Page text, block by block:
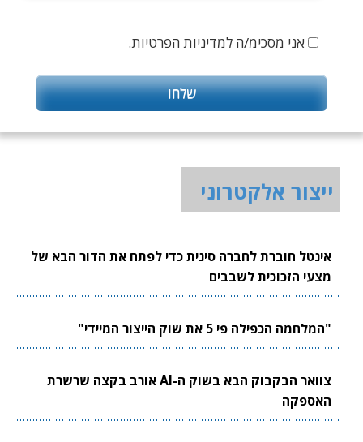
אני מסכימ/ה למדיניות הפרטיות.
ייצור אלקטרוני
אינטל חוברת לחברה סינית כדי לפתח את הדור הבא של
מצעי הזכוכית לשבבים
"המלחמה הכפילה פי 5 את שוק הייצור המיידי"
צוואר הבקבוק הבא בשוק ה-AI אורב בקצה שרשרת
האספקה